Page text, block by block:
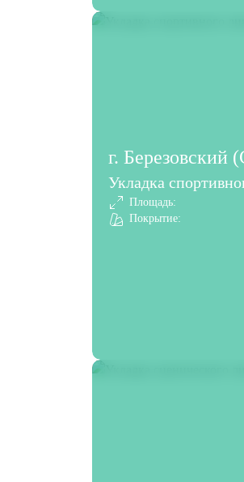
г. Березовский
Укладка
Площадь:
Покрытие: